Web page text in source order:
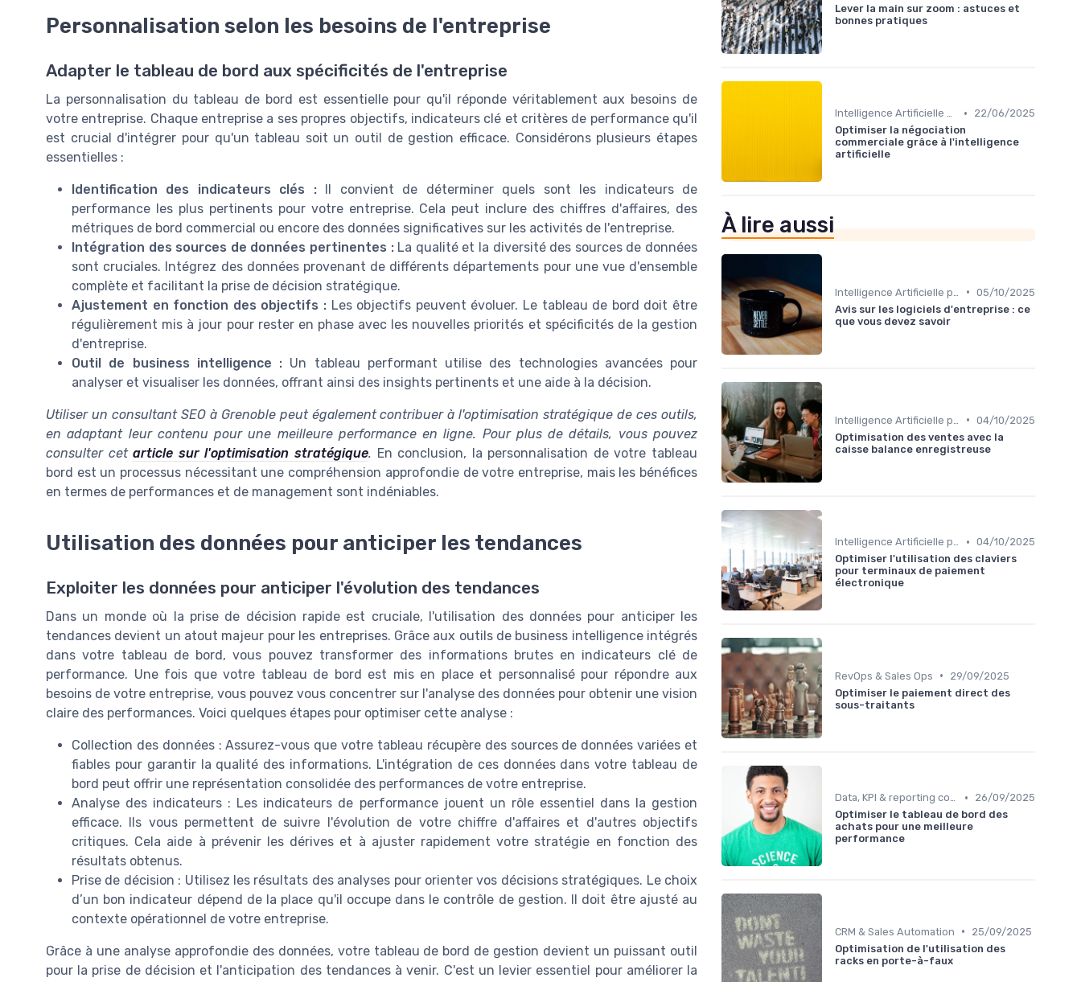
Personnalisation selon les besoins de l'entreprise
Adapter le tableau de bord aux spécificités de l'entreprise
La personnalisation du tableau de bord est essentielle pour qu'il réponde véritablement aux besoins de
votre entreprise. Chaque entreprise a ses propres objectifs, indicateurs clé et critères de performance qu'il
est crucial d'intégrer pour qu'un tableau soit un outil de gestion efficace. Considérons plusieurs étapes
essentielles :
Identification des indicateurs clés :Il convient de déterminer quels sont les indicateurs de
performance les plus pertinents pour votre entreprise. Cela peut inclure des chiffres d'affaires, des
métriques de bord commercial ou encore des données significatives sur les activités de l'entreprise.
Intégration des sources de données pertinentes :La qualité et la diversité des sources de données
sont cruciales. Intégrez des données provenant de différents départements pour une vue d'ensemble
complète et facilitant la prise de décision stratégique.
Ajustement en fonction des objectifs : Les objectifs peuvent évoluer. Le tableau de bord doit être
régulièrement mis à jour pour rester en phase avec les nouvelles priorités et spécificités de la gestion
d'entreprise.
Outil de business intelligence : Un tableau performant utilise des technologies avancées pour
analyser et visualiser les données, offrant ainsi des insights pertinents et une aide à la décision.
Utiliser un consultant SEO à Grenoble peut également contribuer à l'optimisation stratégique de ces outils,
en adaptant leur contenu pour une meilleure performance en ligne. Pour plus de détails, vous pouvez
consulter cetarticle sur l'optimisation stratégique. En conclusion, la personnalisation de votre tableau
bord est un processus nécessitant une compréhension approfondie de votre entreprise, mais les bénéfices
en termes de performances et de management sont indéniables.
Utilisation des données pour anticiper les tendances
Exploiter les données pour anticiper l'évolution des tendances
Dans un monde où la prise de décision rapide est cruciale, l'utilisation des données pour anticiper les
tendances devient un atout majeur pour les entreprises. Grâce aux outils de business intelligence intégrés
dans votre tableau de bord, vous pouvez transformer des informations brutes en indicateurs clé de
performance. Une fois que votre tableau de bord est mis en place et personnalisé pour répondre aux
besoins de votre entreprise, vous pouvez vous concentrer sur l'analyse des données pour obtenir une vision
claire des performances. Voici quelques étapes pour optimiser cette analyse :
Collection des données : Assurez-vous que votre tableau récupère des sources de données variées et
fiables pour garantir la qualité des informations. L'intégration de ces données dans votre tableau de
bord peut offrir une représentation consolidée des performances de votre entreprise.
Analyse des indicateurs : Les indicateurs de performance jouent un rôle essentiel dans la gestion
efficace. Ils vous permettent de suivre l'évolution de votre chiffre d'affaires et d'autres objectifs
critiques. Cela aide à prévenir les dérives et à ajuster rapidement votre stratégie en fonction des
résultats obtenus.
Prise de décision : Utilisez les résultats des analyses pour orienter vos décisions stratégiques. Le choix
d’un bon indicateur dépend de la place qu'il occupe dans le contrôle de gestion. Il doit être ajusté au
contexte opérationnel de votre entreprise.
Grâce à une analyse approfondie des données, votre tableau de bord de gestion devient un puissant outil
pour la prise de décision et l'anticipation des tendances à venir. C'est un levier essentiel pour améliorer la
Lever la main sur zoom : astuces et
bonnes pratiques
Intelligence Artificielle pour les ventes •
22/06/2025
Optimiser la négociation
commerciale grâce à l'intelligence
artificielle
À lire aussi
• 05/10/2025
Avis sur les logiciels d'entreprise : ce
que vous devez savoir
• 04/10/2025
Optimisation des ventes avec la
caisse balance enregistreuse
Intelligence Artificielle pour les ventes • 04/10/2025
Optimiser l'utilisation des claviers
pour terminaux de paiement
électronique
RevOps & Sales Ops •
29/09/2025
Optimiser le paiement direct des
sous-traitants
Data, KPI & reporting commercial •
26/09/2025
Optimiser le tableau de bord des
achats pour une meilleure
performance
CRM & Sales Automation •
25/09/2025
Optimisation de l'utilisation des
racks en porte-à-faux